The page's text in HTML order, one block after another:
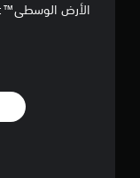
الأرض الوسطى™‎: حزمة الظل